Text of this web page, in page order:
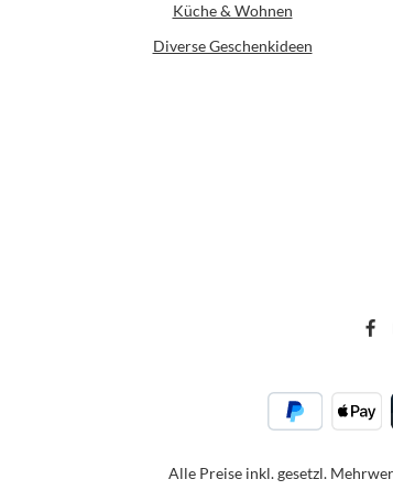
Küche & Wohnen
Diverse Geschenkideen
Alle Preise inkl. gesetzl.